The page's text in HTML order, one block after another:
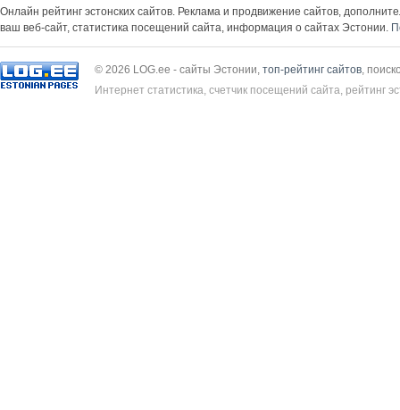
Онлайн рейтинг эстонских сайтов. Реклама и продвижение сайтов,
ваш веб-сайт, статистика посещений сайта, информация о сайтах Эстонии.
© 2026 LOG.ee - сайты Эстонии, топ-рейтинг сайтов ,
Интернет статистика, счетчик посещений сайта, рейтинг